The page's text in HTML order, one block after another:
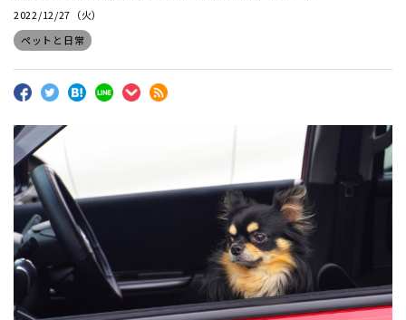
2022/12/27（火）
ペットと日常